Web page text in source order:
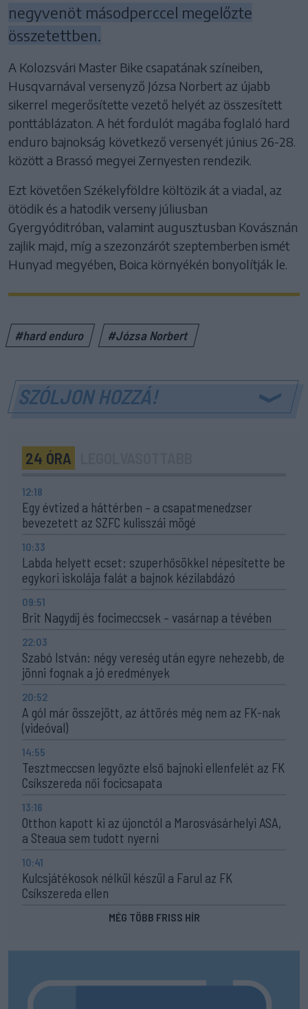
negyvenöt másodperccel megelőzte
összetettben.
A Kolozsvári Master Bike csapatának színeiben,
Husqvarnával versenyző Józsa Norbert az újabb
sikerrel megerősítette vezető helyét az összesített
ponttáblázaton. A hét fordulót magába foglaló hard
enduro bajnokság következő versenyét június 26-28.
között a Brassó megyei Zernyesten rendezik.
Ezt követően Székelyföldre költözik át a viadal, az
ötödik és a hatodik verseny júliusban
Gyergyóditróban, valamint augusztusban Kovásznán
zajlik majd, míg a szezonzárót szeptemberben ismét
Hunyad megyében, Boica környékén bonyolítják le.
#hard enduro #Józsa Norbert
SZÓLJON HOZZÁ!
24 ÓRA
12:18
Egy évtized a háttérben – a csapatmenedzser
bevezetett az SZFC kulisszái mögé
10:33
Labda helyett ecset: szuperhősökkel népesítette be
egykori iskolája falát a bajnok kézilabdázó
09:51
Brit Nagydíj és focimeccsek – vasárnap a tévében
22:03
Szabó István: négy vereség után egyre nehezebb, de
jönni fognak a jó eredmények
20:52
A gól már összejött, az áttörés még nem az FK-nak
(videóval)
14:55
Tesztmeccsen legyőzte első bajnoki ellenfelét az FK
Csíkszereda női focicsapata
13:16
Otthon kapott ki az újonctól a Marosvásárhelyi ASA,
a Steaua sem tudott nyerni
10:41
Kulcsjátékosok nélkül készül a Farul az FK
Csíkszereda ellen
MÉG TÖBB FRISS HÍR